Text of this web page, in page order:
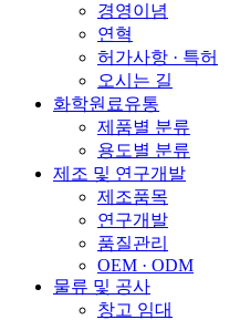
경영이념
연혁
허가사항 · 특허
오시는 길
화학원료유통
제품별 분류
용도별 분류
제조 및 연구개발
제조품목
연구개발
품질관리
OEM · ODM
물류 및 공사
창고 임대